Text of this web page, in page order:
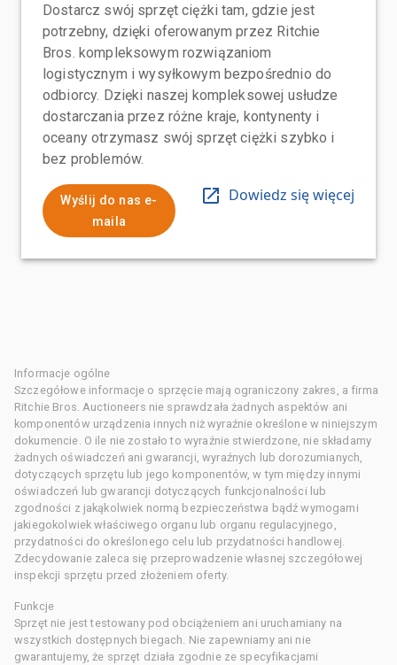
Dostarcz swój sprzęt ciężki tam, gdzie jest
potrzebny, dzięki oferowanym przez Ritchie
Bros. kompleksowym rozwiązaniom
logistycznym i wysyłkowym bezpośrednio do
odbiorcy. Dzięki naszej kompleksowej usłudze
dostarczania przez różne kraje, kontynenty i
oceany otrzymasz swój sprzęt ciężki szybko i
bez problemów.
Wyślij do nas e-
maila
Dowiedz się więcej
Informacje ogólne
Szczegółowe informacje o sprzęcie mają ograniczony zakres, a firma
Ritchie Bros. Auctioneers nie sprawdzała żadnych aspektów ani
komponentów urządzenia innych niż wyraźnie określone w niniejszym
dokumencie. O ile nie zostało to wyraźnie stwierdzone, nie składamy
żadnych oświadczeń ani gwarancji, wyraźnych lub dorozumianych,
dotyczących sprzętu lub jego komponentów, w tym między innymi
oświadczeń lub gwarancji dotyczących funkcjonalności lub
zgodności z jakąkolwiek normą bezpieczeństwa bądź wymogami
jakiegokolwiek właściwego organu lub organu regulacyjnego,
przydatności do określonego celu lub przydatności handlowej.
Zdecydowanie zaleca się przeprowadzenie własnej szczegółowej
inspekcji sprzętu przed złożeniem oferty.
Funkcje
Sprzęt nie jest testowany pod obciążeniem ani uruchamiany na
wszystkich dostępnych biegach. Nie zapewniamy ani nie
gwarantujemy, że sprzęt działa zgodnie ze specyfikacjami